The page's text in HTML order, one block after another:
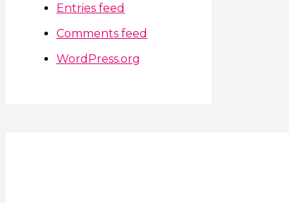
Entries feed
Comments feed
WordPress.org